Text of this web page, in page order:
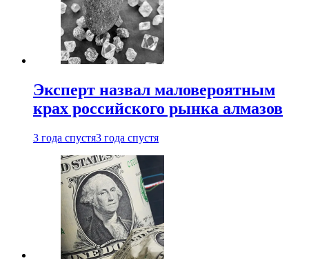
Эксперт назвал маловероятным
крах российского рынка алмазов
3 года спустя3 года спустя